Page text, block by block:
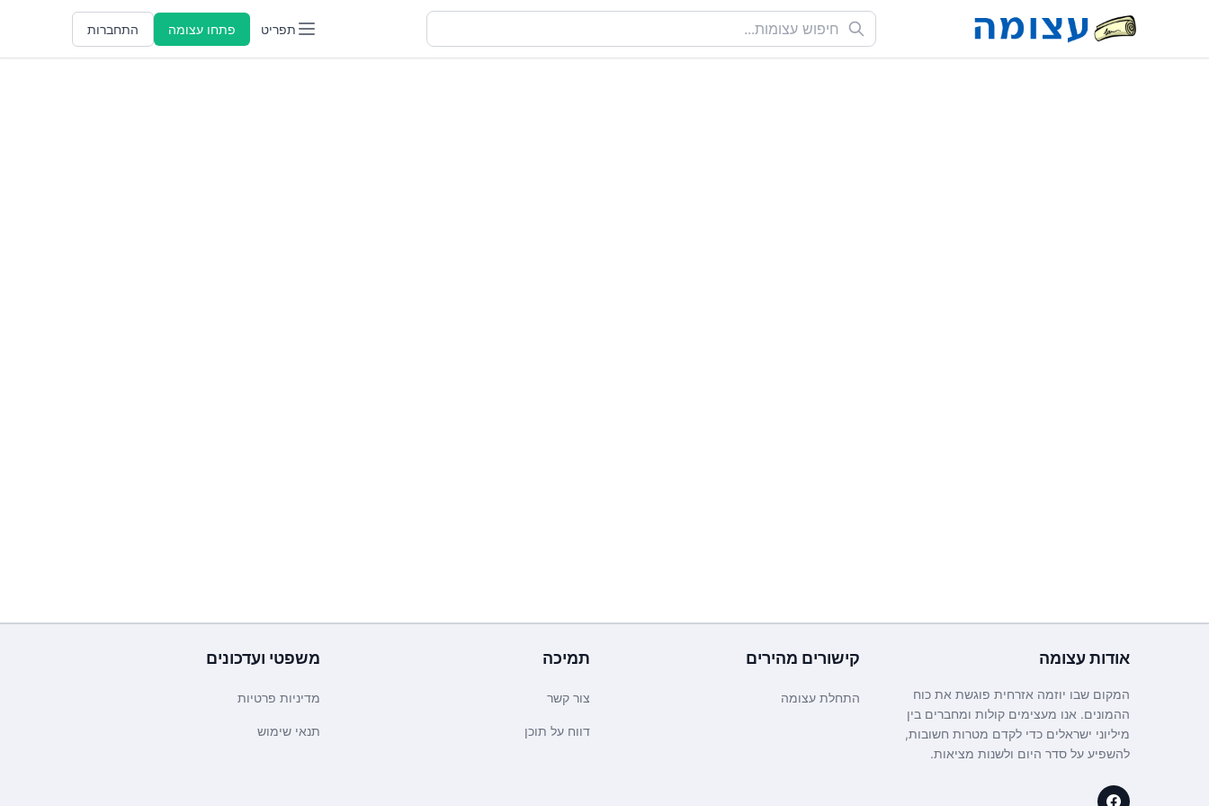
פתחו עצומה התחברות תפריט
אודותעצומה
המקום שבו יוזמה אזרחית פוגשת את כוח
ההמונים. אנו מעצימים קולות ומחברים בין
מיליוני ישראלים כדי לקדם מטרות חשובות,
להשפיע על סדר היום ולשנות מציאות.
קישורים מהירים
התחלת עצומה
תמיכה
צור קשר
דווח על תוכן
משפטי ועדכונים
מדיניות פרטיות
תנאי שימוש